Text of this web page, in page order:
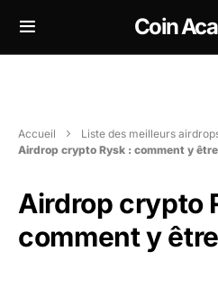
Coin
Accueil
Liste des meilleurs
Airdrop crypto Rysk : comment y
Airdrop crypto
comment y